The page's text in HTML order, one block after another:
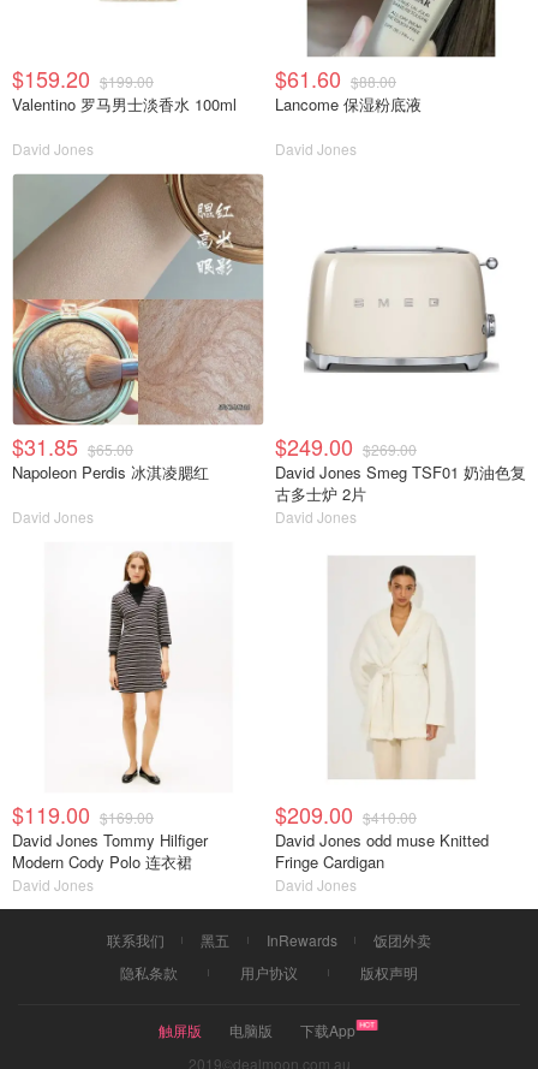
$159.20 $199.00
Valentino 罗马男士淡香水 100ml
David Jones
$61.60 $88.00
Lancome 保湿粉底液
David Jones
$31.85 $65.00
Napoleon Perdis 冰淇凌腮红
David Jones
$249.00 $269.00
David Jones Smeg TSF01 奶油色复
古多士炉 2片
David Jones
$119.00 $169.00
David Jones Tommy Hilfiger
Modern Cody Polo 连衣裙
David Jones
$209.00 $410.00
David Jones odd muse Knitted
Fringe Cardigan
David Jones
联系我们 黑五 InRewards
饭团外卖
隐私条款
用户协议 版权声明
触屏版 电脑版
下载App
2019©dealmoon.com.au